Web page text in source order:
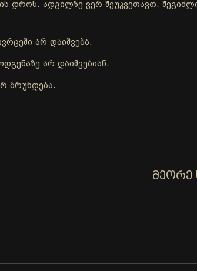
დროს. ადგილზე ვერ შეუკვეთავთ.
არ დაიშვება.
არ დაიშვებიან.
ბრუნდება.
ᲛᲔᲝᲠᲔ